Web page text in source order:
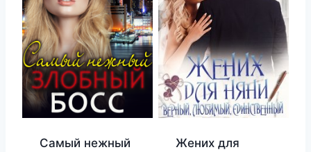
Самый нежный
Жених для